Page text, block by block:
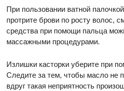
При пользовании ватной
протрите брови по росту волос,
средства при помощи пальца
массажными процедурами.
Излишки касторки уберите при
Следите за тем, чтобы масло не
вдруг такая неприятность